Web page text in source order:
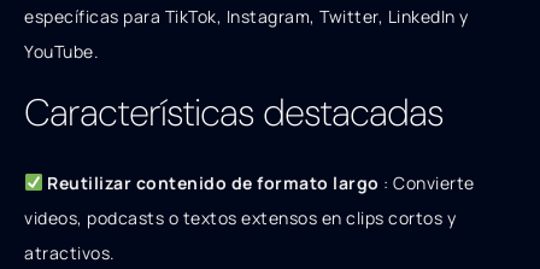
específicas para TikTok, Instagram, Twitter, LinkedIn y
YouTube.
Características destacadas
Reutilizar contenido de formato largo : Convierte
videos, podcasts o textos extensos en clips cortos y
atractivos.